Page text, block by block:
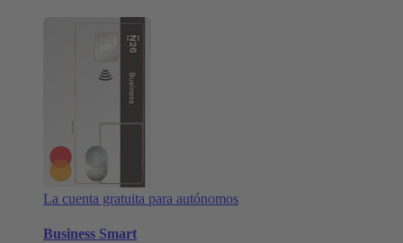
La cuenta gratuita para autónomos
Business Smart